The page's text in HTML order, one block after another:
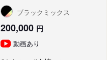
ブラックミックス
200,000 円
動画あり